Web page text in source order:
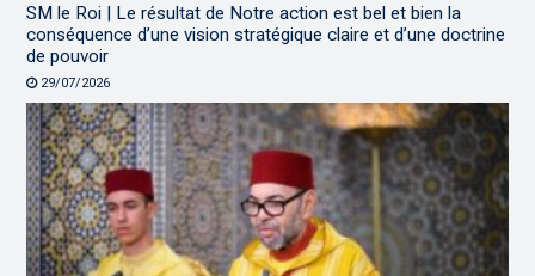
SM le Roi | Le résultat de Notre action est bel et bien la
conséquence d’une vision stratégique claire et d’une doctrine
de pouvoir
29/07/2026